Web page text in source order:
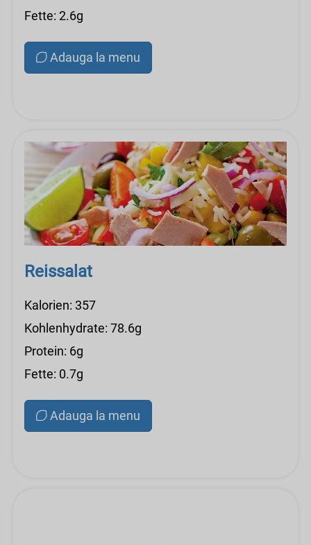
Fette: 2.6g
Adauga la menu
Reissalat
Kalorien: 357
Kohlenhydrate: 78.6g
Protein: 6g
Fette: 0.7g
Adauga la menu